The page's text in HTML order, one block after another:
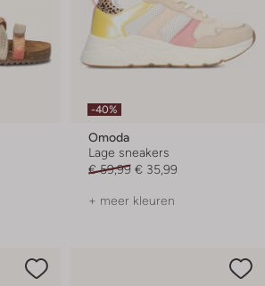
-40%
Omoda
Lage sneakers
€ 59,99 € 35,99
+ meer kleuren